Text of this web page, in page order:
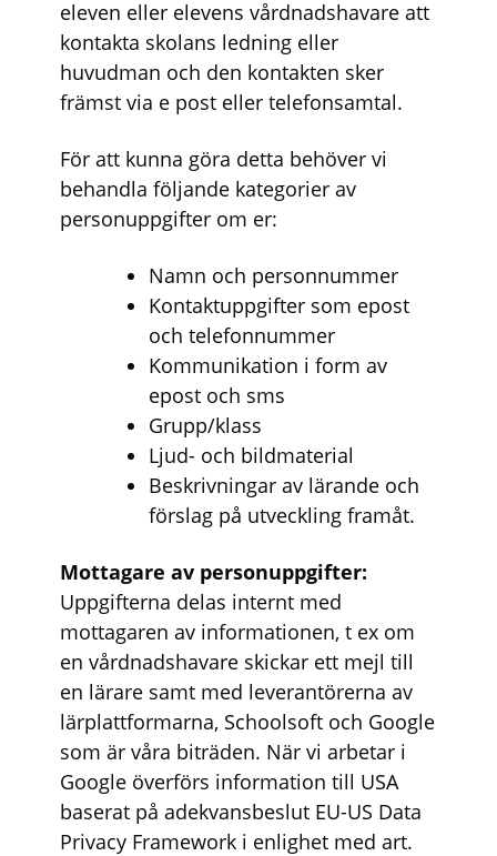
eleven eller elevens vårdnadshavare att
kontakta skolans ledning eller
huvudman och den kontakten sker
främst via e post eller telefonsamtal.
För att kunna göra detta behöver vi
behandla följande kategorier av
personuppgifter om er:
Namn och personnummer
Kontaktuppgifter som epost
och telefonnummer
Kommunikation i form av
epost och sms
Grupp/klass
Ljud- och bildmaterial
Beskrivningar av lärande och
förslag på utveckling framåt.
Mottagare av personuppgifter:
Uppgifterna delas internt med
mottagaren av informationen, t ex om
en vårdnadshavare skickar ett mejl till
en lärare samt med leverantörerna av
lärplattformarna, Schoolsoft och Google
som är våra biträden. När vi arbetar i
Google överförs information till USA
baserat på adekvansbeslut EU-US Data
Privacy Framework i enlighet med art.